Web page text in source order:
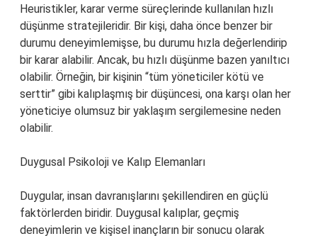
Heuristikler, karar verme süreçlerinde kullanılan hızlı
düşünme stratejileridir. Bir kişi, daha önce benzer bir
durumu deneyimlemişse, bu durumu hızla değerlendirip
bir karar alabilir. Ancak, bu hızlı düşünme bazen yanıltıcı
olabilir. Örneğin, bir kişinin “tüm yöneticiler kötü ve
serttir” gibi kalıplaşmış bir düşüncesi, ona karşı olan her
yöneticiye olumsuz bir yaklaşım sergilemesine neden
olabilir.
Duygusal Psikoloji ve Kalıp Elemanları
Duygular, insan davranışlarını şekillendiren en güçlü
faktörlerden biridir. Duygusal kalıplar, geçmiş
deneyimlerin ve kişisel inançların bir sonucu olarak